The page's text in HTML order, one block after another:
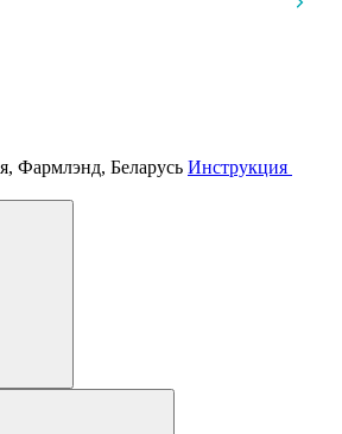
Фармлэнд, Беларусь Инструкция